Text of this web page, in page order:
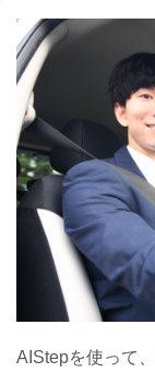
AIStepを使って、